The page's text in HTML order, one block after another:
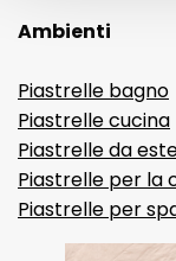
Ambienti
Piastrelle bagno
Piastrelle cucina
Piastrelle da
Piastrelle per la
Piastrelle per